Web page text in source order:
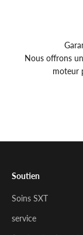
Nous offrons
moteur
Soutien
Soins SXT
service